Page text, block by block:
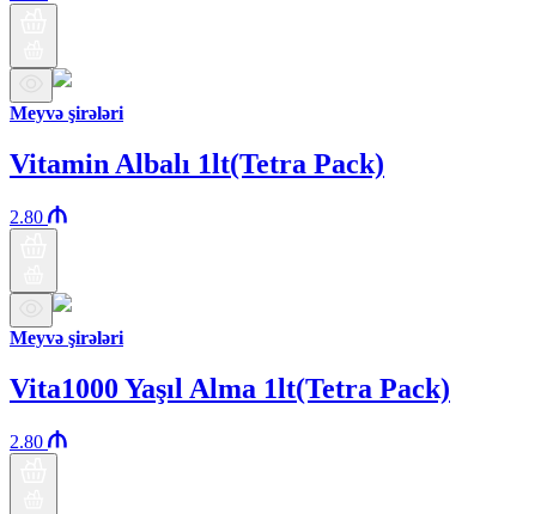
Meyvə şirələri
Vitamin Albalı 1lt(Tetra Pack)
2.80
Meyvə şirələri
Vita1000 Yaşıl Alma 1lt(Tetra Pack)
2.80